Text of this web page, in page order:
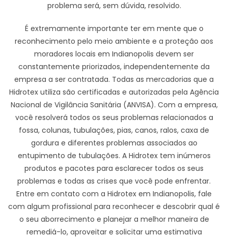
problema será, sem dúvida, resolvido.
É extremamente importante ter em mente que o
reconhecimento pelo meio ambiente e a proteção aos
moradores locais em Indianopolis devem ser
constantemente priorizados, independentemente da
empresa a ser contratada. Todas as mercadorias que a
Hidrotex utiliza são certificadas e autorizadas pela Agência
Nacional de Vigilância Sanitária (ANVISA). Com a empresa,
você resolverá todos os seus problemas relacionados a
fossa, colunas, tubulações, pias, canos, ralos, caxa de
gordura e diferentes problemas associados ao
entupimento de tubulações. A Hidrotex tem inúmeros
produtos e pacotes para esclarecer todos os seus
problemas e todas as crises que você pode enfrentar.
Entre em contato com a Hidrotex em Indianopolis, fale
com algum profissional para reconhecer e descobrir qual é
o seu aborrecimento e planejar a melhor maneira de
remediá-lo, aproveitar e solicitar uma estimativa